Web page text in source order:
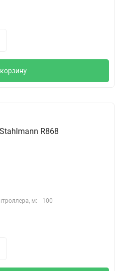
R868
м:
100